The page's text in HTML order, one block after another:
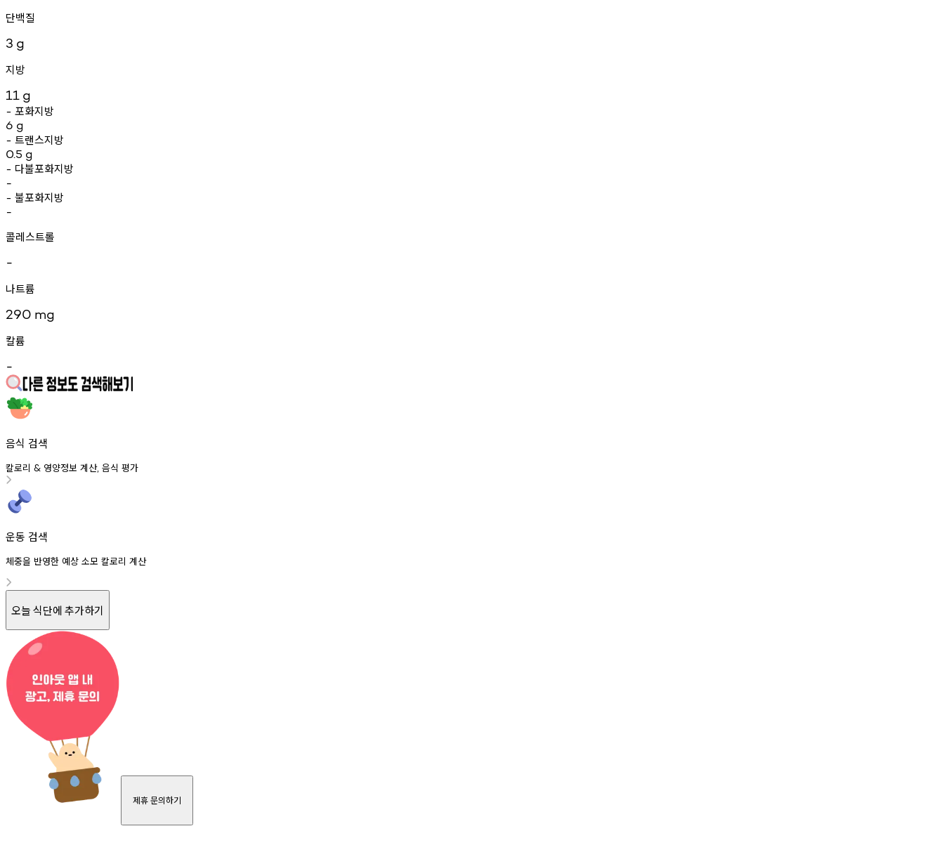
단백질
3 g
지방
11 g
- 포화지방
6 g
- 트랜스지방
0.5 g
- 다불포화지방
-
- 불포화지방
-
콜레스트롤
-
나트륨
290 mg
칼륨
-
음식 검색
칼로리 & 영양정보 계산, 음식 평가
운동 검색
체중을 반영한 예상 소모 칼로리 계산
오늘 식단에 추가하기
제휴 문의하기